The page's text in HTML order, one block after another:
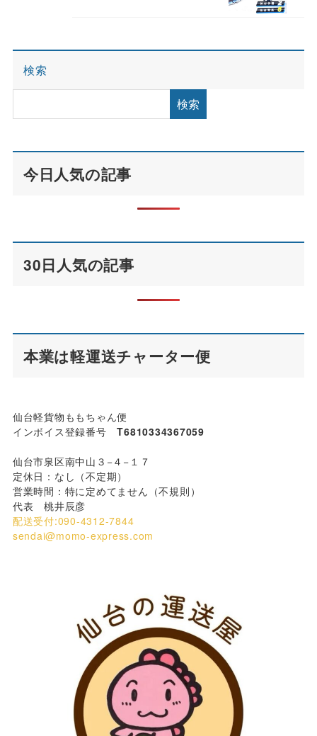
検索
検索
今日人気の記事
30日人気の記事
本業は軽運送チャーター便
仙台軽貨物ももちゃん便
インボイス登録番号T6810334367059
仙台市泉区南中山３−４−１７
定休日：なし（不定期）
営業時間：特に定めてません（不規則）
代表 桃井辰彦
配送受付:090-4312-7844
sendai@momo-express.com